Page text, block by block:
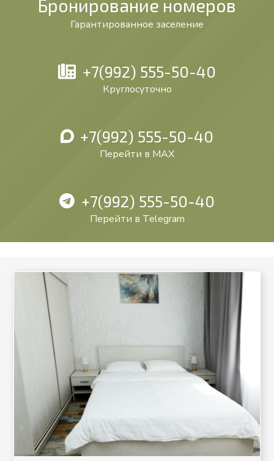
Бронирование номеров
Гарантированное заселение
+7(992) 555-50-40
Круглосуточно
+7(992) 555-50-40
Перейти в MAX
+7(992) 555-50-40
Перейти в Telegram